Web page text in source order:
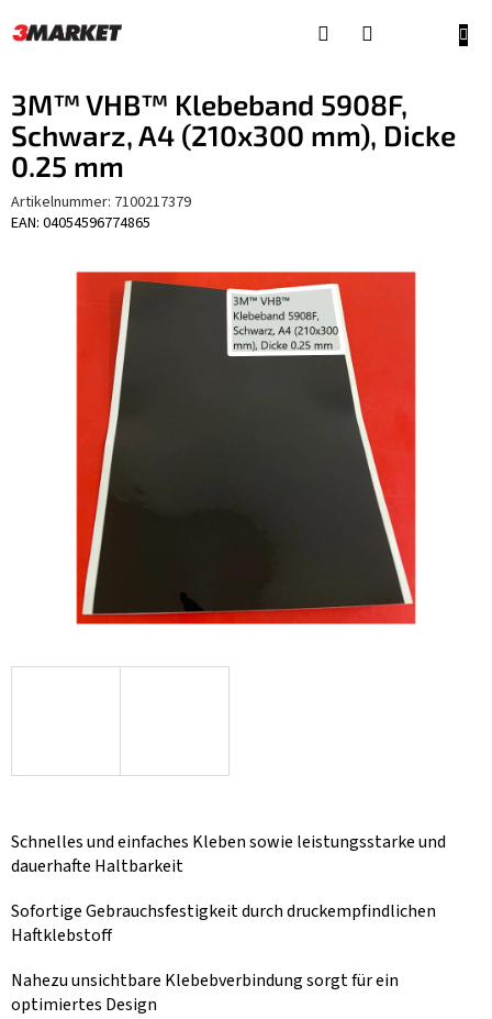
Inhalt
3M™ VHB™ Klebeband 5908F,
Schwarz, A4 (210x300 mm), Dicke
0.25 mm
Artikelnummer: 7100217379
EAN: 04054596774865
Schnelles und einfaches Kleben sowie leistungsstarke und
dauerhafte Haltbarkeit
Sofortige Gebrauchsfestigkeit durch druckempfindlichen
Haftklebstoff
Nahezu unsichtbare Klebebverbindung sorgt für ein
optimiertes Design